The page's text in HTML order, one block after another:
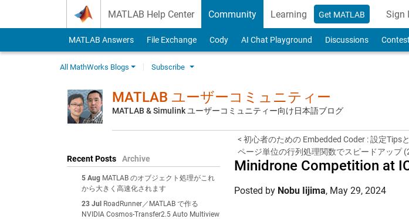
MATLAB Help Center Community Learning Get MATLAB Sign
MATLAB Answers File Exchange Cody AI Chat Playground Discussions
All MathWorks Blogs Subscribe
MATLAB ユーザーコミュニティー
MATLAB & Simulink ユーザーコミュニティー向け日本語ブログ
Recent Posts Archive
5 Aug MATLAB のオブジェクト処理がこれ
から大きく高速化されます
23 Jul
RoadRunner／MATLAB で作る
NVIDIA Cosmos-Transfer2.5 Auto Multiview
< 初心者のための Embedded Coder : 設定Tips
ページ単位の行列処理関数でスピードアップ
Minidrone Competition at
Posted by Nobu Iijima, May 29, 2024